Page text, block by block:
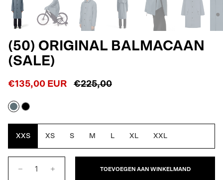
(50) ORIGINAL BALMACAAN
(SALE)
€135,00 EUR €225,00
BlueBlack
XXS XS S M L XL XXL
TOEVOEGEN AAN WINKELMAND